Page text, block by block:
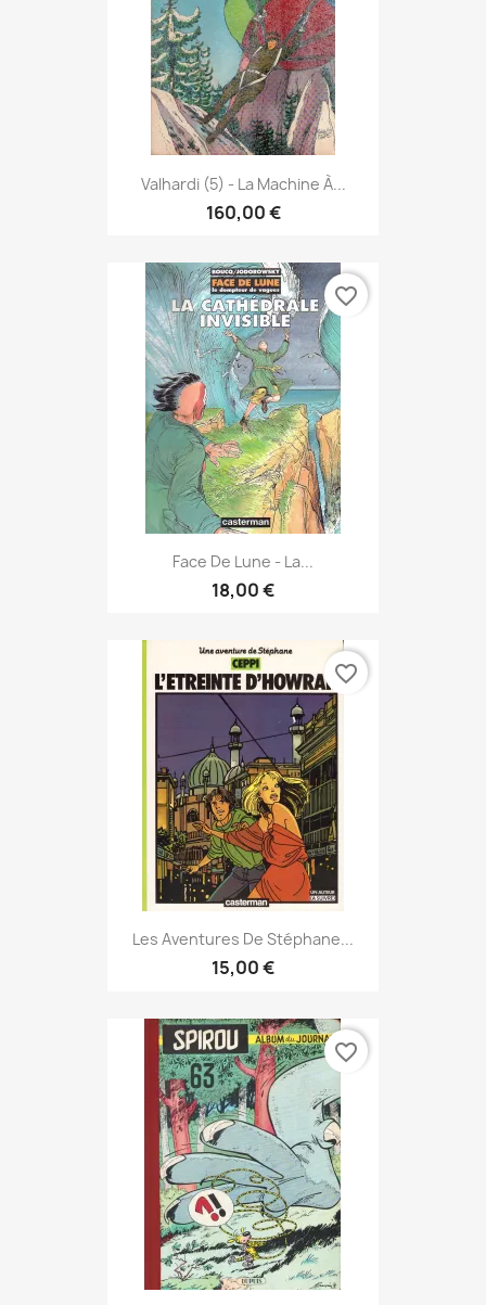
Valhardi (5) - La Machine À...
160,00 €
Face De Lune - La...
18,00 €
favorite_border
Les Aventures De Stéphane...
15,00 €
favorite_border
favorite_border